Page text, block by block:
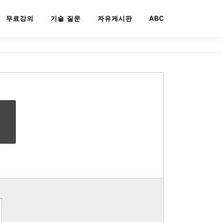
무료강의 기술 질문 자유게시판 ABC